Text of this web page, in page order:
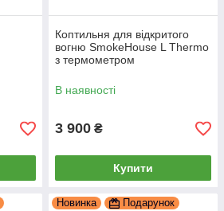
Коптильня для відкритого
вогню SmokeHouse L Thermo
з термометром
В наявності
3 900 ₴
Купити
Новинка Подарунок